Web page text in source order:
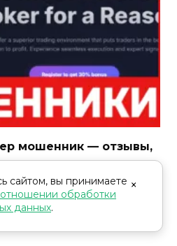
мошенник — отзывы,
Анатолий Егоров
появляются десятки
×
сайтом, вы принимаете
обработки
данных.